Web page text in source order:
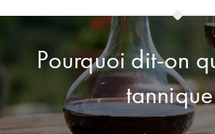
Pourquoi dit-on